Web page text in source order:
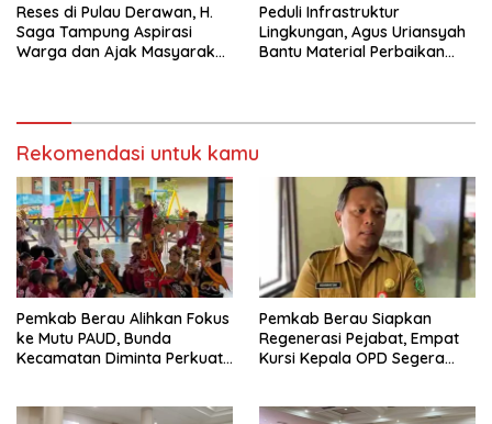
Reses di Pulau Derawan, H.
Saga Tampung Aspirasi
Warga dan Ajak Masyarakat
Peduli Infrastruktur
Lingkungan, Agus Uriansyah
Bantu Material Perbaikan
Rekomendasi untuk kamu
Pemkab Berau Alihkan Fokus
ke Mutu PAUD, Bunda
Kecamatan Diminta Perkuat
Pemkab Berau Siapkan
Regenerasi Pejabat, Empat
Kursi Kepala OPD Segera